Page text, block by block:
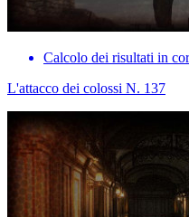
Calcolo dei risultati in
L'attacco dei colossi N. 137